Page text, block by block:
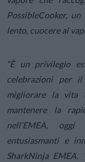
PossibleCooker,
lento, cuocere al
“È un privilegio
celebrazioni per
migliorare la vita
mantenere la
nell’EMEA,
entusiasmanti e
SharkNinja EMEA. “